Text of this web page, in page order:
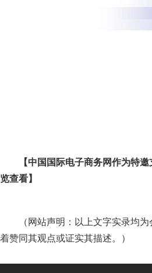
【中国国际电子商务网作为特
览查看】
（网站声明：以上文字实录均
着赞同其观点或证实其描述。）